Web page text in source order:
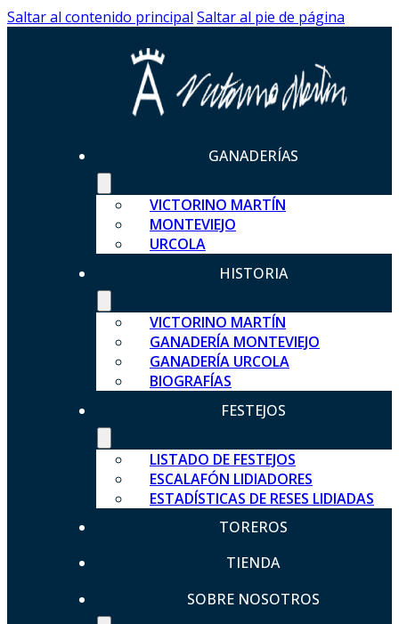
Saltar al contenido principal Saltar al pie de página
GANADERÍAS
VICTORINO MARTÍN
MONTEVIEJO
URCOLA
HISTORIA
VICTORINO MARTÍN
GANADERÍA MONTEVIEJO
GANADERÍA URCOLA
BIOGRAFÍAS
FESTEJOS
LISTADO DE FESTEJOS
ESCALAFÓN LIDIADORES
ESTADÍSTICAS DE RESES LIDIADAS
TOREROS
TIENDA
SOBRE NOSOTROS